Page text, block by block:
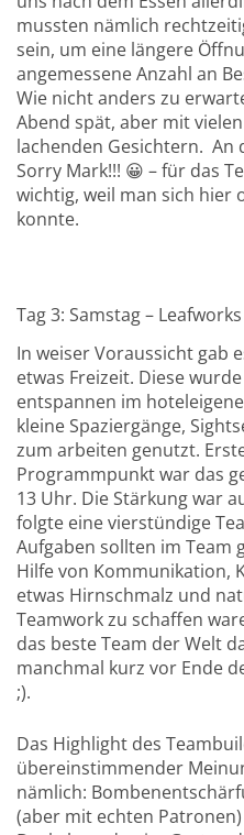
mussten nämlich
sein, um eine längere
angemessene Anzahl an
Wie nicht anders zu
Abend spät, aber mit
lachenden Gesichtern. An
Sorry Mark!!! 😀 –für das
wichtig, weil man sich hier
konnte.
Tag 3: Samstag –
In weiser Voraussicht gab
etwas Freizeit. Diese
entspannen im
kleine Spaziergänge,
zum arbeiten genutzt.
Programmpunkt war das
13 Uhr. Die Stärkung war
folgte eine vierstündige
Aufgaben sollten im Team
Hilfe von Kommunikation,
etwas Hirnschmalz und
Teamwork zu schaffen
das beste Team der Welt
manchmal kurz vor Ende
;).
Das Highlight des
übereinstimmender
nämlich:
(aber mit echten